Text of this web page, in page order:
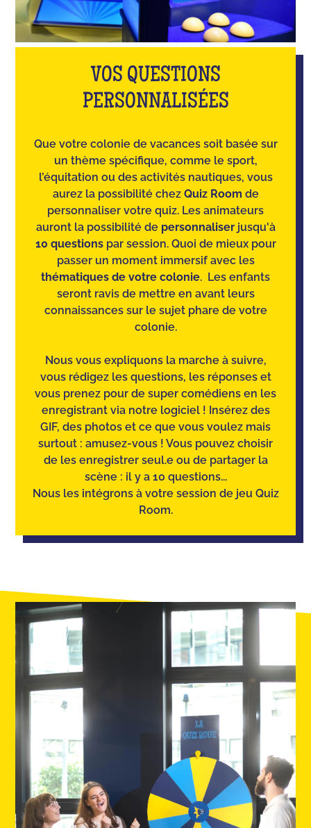
VOS QUESTIONS
PERSONNALISÉES
Que votre colonie de vacances soit basée sur
un thème spécifique, comme le sport,
l’équitation ou des activités nautiques, vous
aurez la possibilité chez Quiz Room de
personnaliser votre quiz. Les animateurs
auront la possibilité de personnaliserjusqu'à
10 questionspar session. Quoi de mieux pour
passer un moment immersif avec les
thématiques de votre colonie. Les enfants
seront ravis de mettre en avant leurs
connaissances sur le sujet phare de votre
colonie.
Nous vous expliquons la marche à suivre,
vous rédigez les questions, les réponses et
vous prenez pour de super comédiens en les
enregistrant via notre logiciel ! Insérez des
GIF, des photos et ce que vous voulez mais
surtout : amusez-vous ! Vous pouvez choisir
de les enregistrer seul.e ou de partager la
scène : il y a 10 questions...
Nous les intégrons à votre session de jeu Quiz
Room.